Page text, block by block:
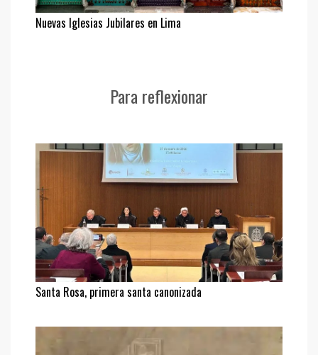
Nuevas Iglesias Jubilares en Lima
Para reflexionar
Santa Rosa, primera santa canonizada